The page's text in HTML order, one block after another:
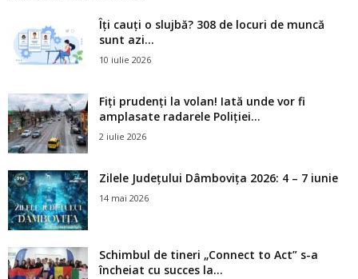
Îți cauți o slujbă? 308 de locuri de muncă
sunt azi...
10 iulie 2026
Fiți prudenți la volan! Iată unde vor fi
amplasate radarele Poliției...
2 iulie 2026
Zilele Județului Dâmbovița 2026: 4 – 7 iunie
14 mai 2026
Schimbul de tineri „Connect to Act” s-a
încheiat cu succes la...